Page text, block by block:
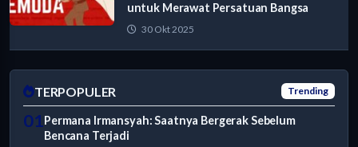
untuk Merawat Persatuan Bangsa
30 Okt 2025
TERPOPULER Trending
01Permana Irmansyah: Saatnya Bergerak Sebelum
Bencana Terjadi